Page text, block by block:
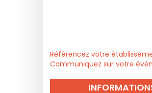
Référencez votre
Communiquez sur votre